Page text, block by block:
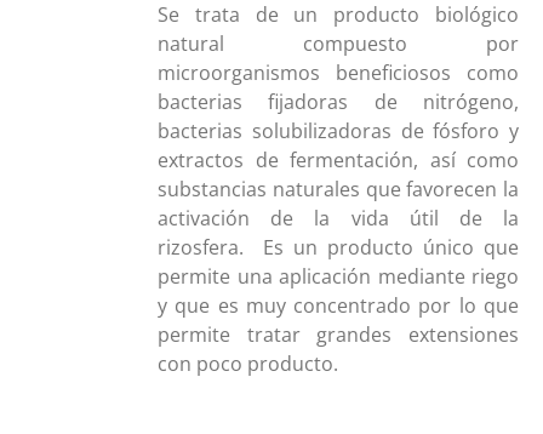
Se trata de un producto biológico
natural compuesto por
microorganismos beneficiosos como
bacterias fijadoras de nitrógeno,
bacterias solubilizadoras de fósforo y
extractos de fermentación, así como
substancias naturales que favorecen la
activación de la vida útil de la
rizosfera. Es un producto único que
permite una aplicación mediante riego
y que es muy concentrado por lo que
permite tratar grandes extensiones
con poco producto.